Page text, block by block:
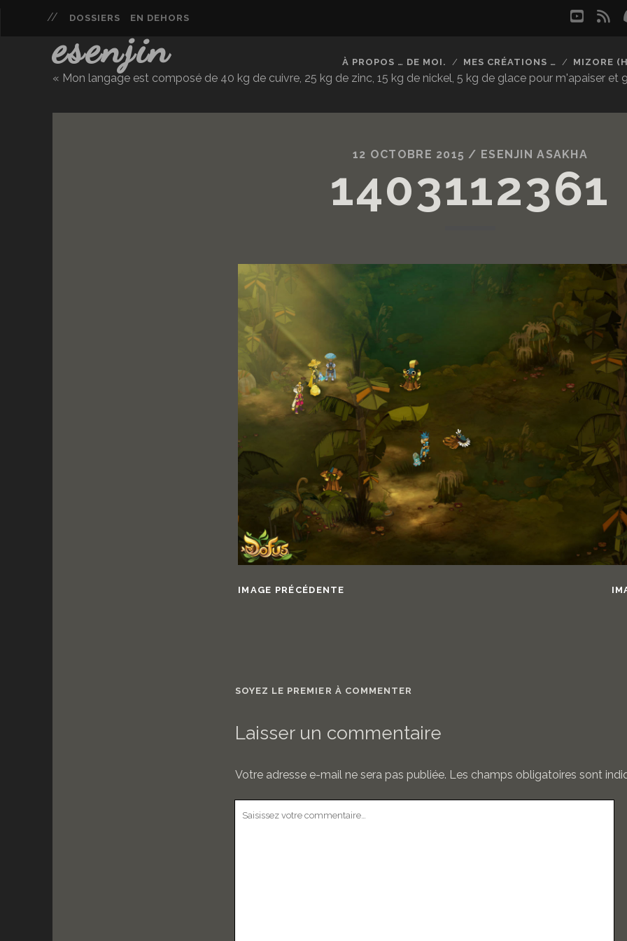
DOSSIERS EN DEHORS
esenjin
« Mon langage est composé de 40 kg de cuivre, 25 kg de zinc, 15 kg de nickel, 5 kg de glace pour m'apaiser et
À PROPOS … DE MOI. MES CRÉATIONS … MIZORE
12 OCTOBRE 2015 / ESENJIN ASAKHA
1403112361
IMAGE PRÉCÉDENTE
SOYEZ LE PREMIER À COMMENTER
Laisser un commentaire
Votre adresse e-mail ne sera pas publiée. Les champs obligatoires sont